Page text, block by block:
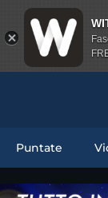
Puntate